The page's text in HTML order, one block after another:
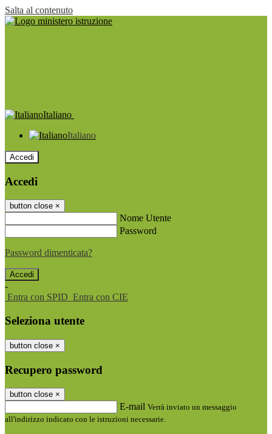
Salta al contenuto
Italiano
Italiano
Accedi
Accedi
button close ×
Nome Utente
Password
Password dimenticata?
-
Entra con SPID Entra con CIE
Seleziona utente
button close ×
Recupero password
button close ×
E-mail Verrà inviato un messaggio
all'indirizzo indicato con le istruzioni necessarie.